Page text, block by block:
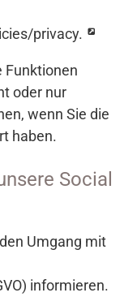
privacy.
Funktionen
oder nur
wenn Sie die
haben.
Social
Umgang mit
informieren.